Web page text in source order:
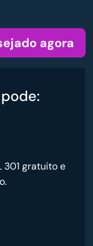
agora
301 gratuito e